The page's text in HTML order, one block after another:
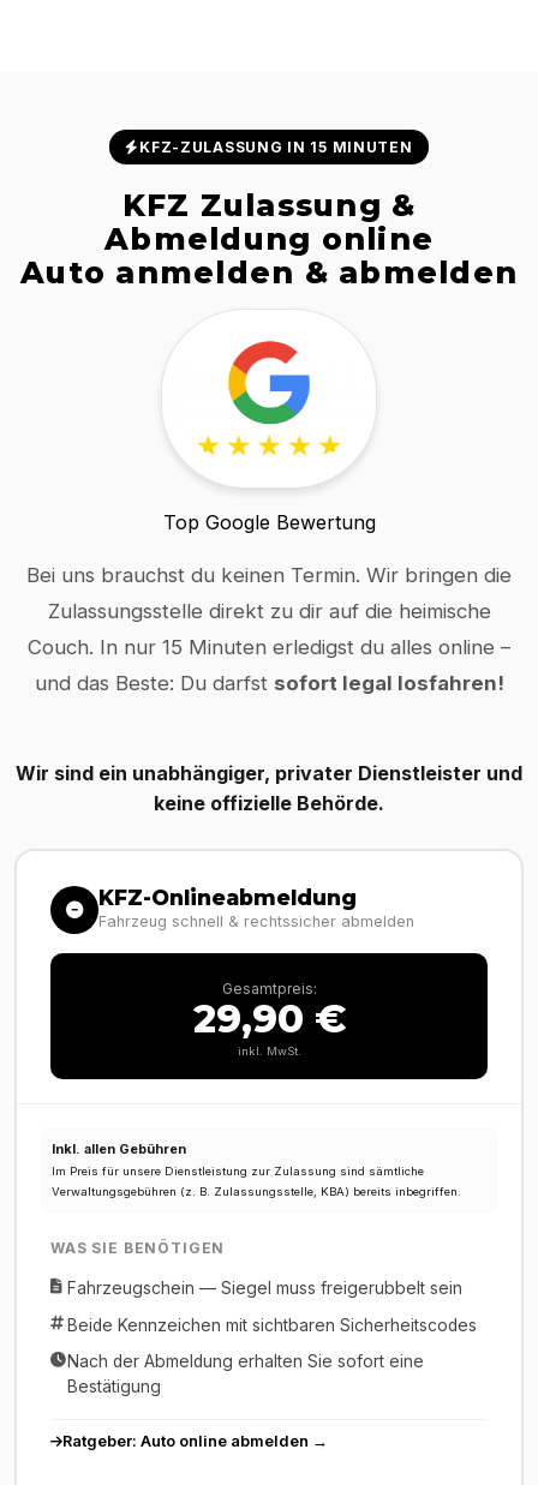
KFZ-ZULASSUNG IN 15 MINUTEN
KFZ Zulassung &
Abmeldung online
Auto anmelden & abmelden
Top Google Bewertung
Bei uns brauchst du keinen Termin. Wir bringen die
Zulassungsstelle direkt zu dir auf die heimische
Couch. In nur 15 Minuten erledigst du alles online –
und das Beste: Du darfst sofort legal losfahren!
Wir sind ein unabhängiger, privater Dienstleister und
keine offizielle Behörde.
KFZ-Onlineabmeldung
Fahrzeug schnell & rechtssicher abmelden
Gesamtpreis:
29,90 €
inkl. MwSt.
Inkl. allen Gebühren
Im Preis für unsere Dienstleistung zur Zulassung sind sämtliche
Verwaltungsgebühren (z. B. Zulassungsstelle, KBA) bereits inbegriffen.
WAS SIE BENÖTIGEN
Fahrzeugschein — Siegel muss freigerubbelt sein
Beide Kennzeichen mit sichtbaren Sicherheitscodes
Nach der Abmeldung erhalten Sie sofort eine
Bestätigung
Ratgeber: Auto online abmelden →